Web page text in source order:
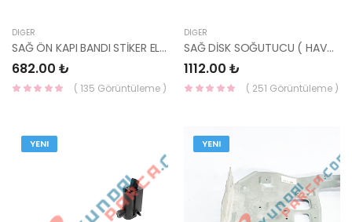
DIĞER
SAĞ ÖN KAPI BANDI STİKER ELANTRA 2016- 86373-F2000-HMC
682.00 ₺
( 135 Görüntüleme )
DIĞER
SAĞ DİSK SOĞUTUCU ( HAVALANDIRMA ) ELANTRA 86568-F2300-YS
1112.00 ₺
( 251 Görüntüleme )
YENI YENI